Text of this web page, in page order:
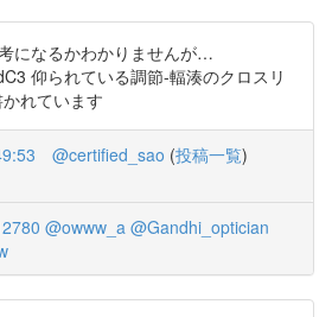
になるかわかりませんが…
仰られている調節-輻湊のクロスリ
れています
@certified_sao (投稿一覧)
@owww_a @Gandhi_optician